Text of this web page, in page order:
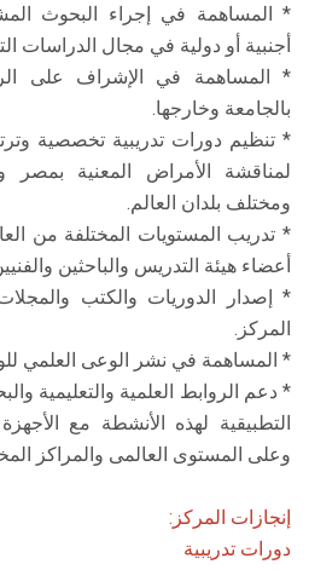
* المساهمة في إجراء البحوث
أجنبية أو دولية في مجال الدراسات
* المساهمة في الإشراف على
بالجامعة وخارجها.
* تنظيم دورات تدريبية تخصصية
لمناقشة الأمراض المعنية بمصر
ومختلف بلدان العالم.
* تدريب المستويات المختلفة من
أعضاء هيئة التدريس والباحثين
* إصدار الدوريات والكتب
المركز.
* المساهمة في نشر الوعى العلمي
* دعم الروابط العلمية والتعليمية
التطبيقية لهذه الأنشطة مع
وعلى المستوى العالمى والمراكز
إنجازات المركز:
دورات تدريبية